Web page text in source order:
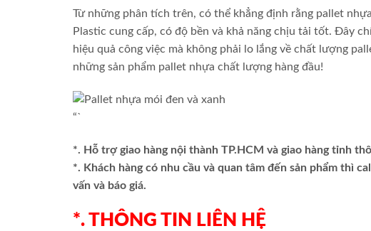
Từ những phân tích trên, có thể khẳng định rằng pallet
Plastic cung cấp, có độ bền và khả năng chịu tải tốt. Đây
hiệu quả công việc mà không phải lo lắng về chất lượng
những sản phẩm pallet nhựa chất lượng hàng đầu!
“`
*. Hỗ trợ giao hàng nội thành TP.HCM và giao hàng tỉnh
*. Khách hàng có nhu cầu và quan tâm đến sản phẩm thì
vấn và báo giá.
*. THÔNG TIN LIÊN HỆ